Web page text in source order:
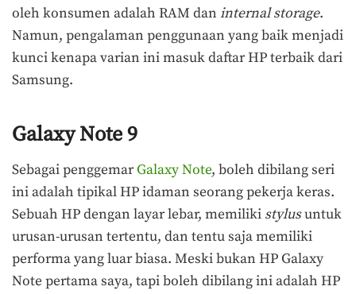
oleh konsumen adalah RAM dan internal storage.
Namun, pengalaman penggunaan yang baik menjadi
kunci kenapa varian ini masuk daftar HP terbaik dari
Samsung.
Galaxy Note 9
Sebagai penggemarGalaxy Note, boleh dibilang seri
ini adalah tipikal HP idaman seorang pekerja keras.
Sebuah HP dengan layar lebar, memiliki stylusuntuk
urusan-urusan tertentu, dan tentu saja memiliki
performa yang luar biasa. Meski bukan HP Galaxy
Note pertama saya, tapi boleh dibilang ini adalah HP